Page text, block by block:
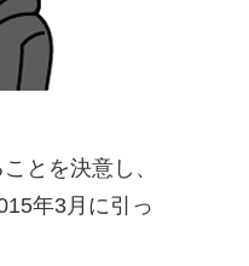
とを決意し、
年3月に引っ